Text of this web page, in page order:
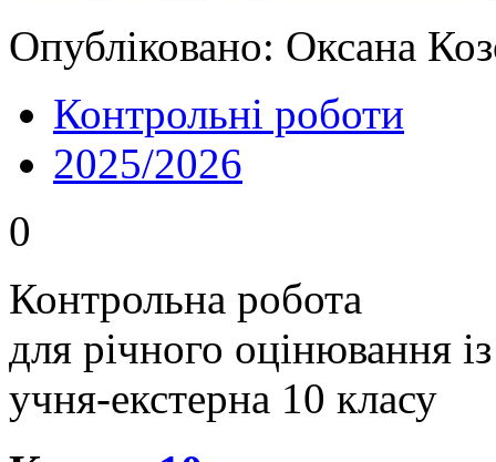
Опубліковано: Оксана
Контрольні роботи
2025/2026
0
Контрольна робота
для річного оцінювання
учня-екстерна 10 класу